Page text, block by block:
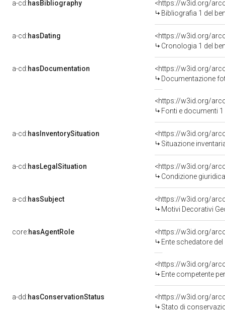
a-cd:hasBibliography
<https://w3id.org/
Bibliografia 1 del
a-cd:hasDating
<https://w3id.org/
Cronologia 1 del
a-cd:hasDocumentation
Documentazione
<https://w3id.org/
Fonti e documenti
a-cd:hasInventorySituation
<https://w3id.org/
Situazione
a-cd:hasLegalSituation
Condizione
a-cd:hasSubject
<https://w3id.org/
Motivi Decorativi
core:hasAgentRole
<https://w3id.org/
Ente schedatore
<https://w3id.org/
Ente competente per tutela del
a-dd:hasConservationStatus
<https://w3id.org/
Stato di